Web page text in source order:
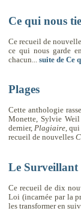
Ce qui nous
Ce recueil de
ce qui nous garde
chacun... suite de Ce
Plages
Cette anthologie
Monette, Sylvie
dernier, Plagiaire, qui
recueil de nouvelles
Le Surveillant
Ce recueil de dix
Loi (incarnée par la
les transformer en